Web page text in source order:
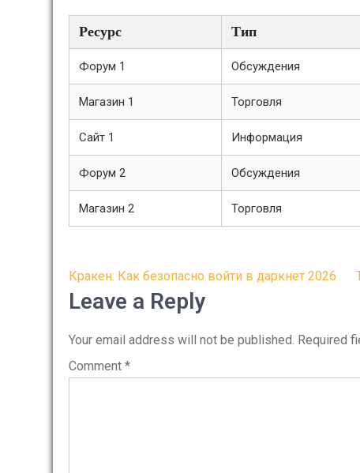
Ресурс Тип
Форум 1 Обсуждения
Магазин 1 Торговля
Сайт 1 Информация
Форум 2 Обсуждения
Магазин 2 Торговля
Post
navigation
Кракен: Как безопасно войти в даркнет 2026
Leave a Reply
Your email address will not be published. Required
Comment *